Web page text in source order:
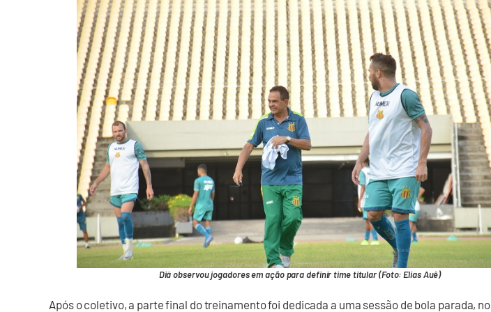
Diá observou jogadores em ação para definir time titular (Foto: Elias Auê)
Após o coletivo, a parte final do treinamento foi dedicada a uma sessão de bola parada, no